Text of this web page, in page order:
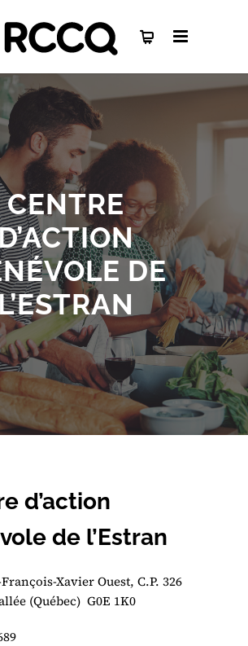
CENTRE
DE
d’action
de l’Estran
Xavier Ouest, C.P. 326
(Québec) G0E 1K0